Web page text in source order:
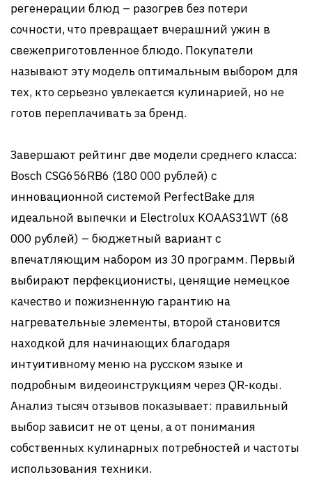
регенерации блюд – разогрев без потери
сочности, что превращает вчерашний ужин в
свежеприготовленное блюдо. Покупатели
называют эту модель оптимальным выбором для
тех, кто серьезно увлекается кулинарией, но не
готов переплачивать за бренд.
Завершают рейтинг две модели среднего класса:
Bosch CSG656RB6 (180 000 рублей) с
инновационной системой PerfectBake для
идеальной выпечки и Electrolux KOAAS31WT (68
000 рублей) – бюджетный вариант с
впечатляющим набором из 30 программ. Первый
выбирают перфекционисты, ценящие немецкое
качество и пожизненную гарантию на
нагревательные элементы, второй становится
находкой для начинающих благодаря
интуитивному меню на русском языке и
подробным видеоинструкциям через QR-коды.
Анализ тысяч отзывов показывает: правильный
выбор зависит не от цены, а от понимания
собственных кулинарных потребностей и частоты
использования техники.